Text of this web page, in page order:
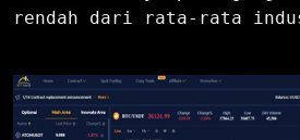
rendah dari rata-rata